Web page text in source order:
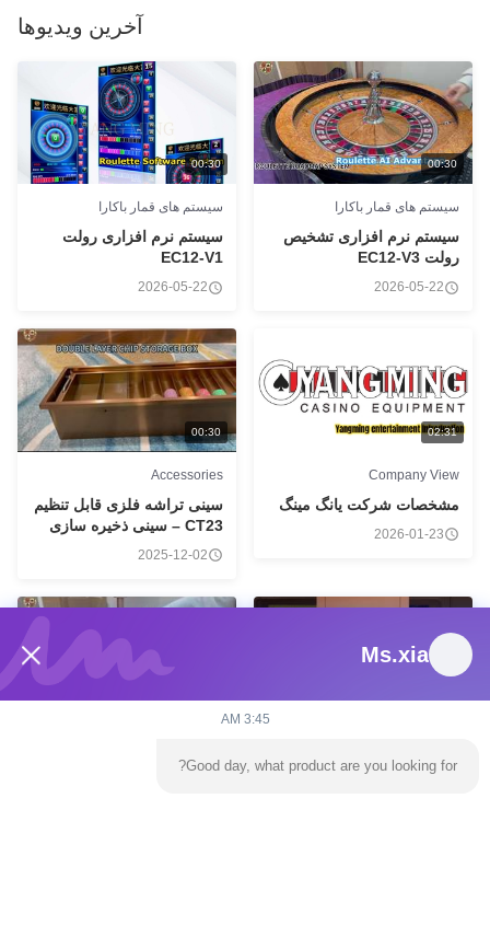
آخرین ویدیوها
00:30
سیستم های قمار باکارا
سیستم نرم افزاری تشخیص
رولت EC12-V3
2026-05-22
00:30
سیستم های قمار باکارا
سیستم نرم افزاری رولت
EC12-V1
2026-05-22
02:31
Company View
مشخصات شرکت یانگ مینگ
2026-01-23
00:30
Accessories
سینی تراشه فلزی قابل تنظیم
CT23 – سینی ذخیره سازی
چیپ کازینو با کیفیت بالا
2025-12-02
00:30
EC07-V5 GOOD ROAD
00:30
Ms.xia
3:45 AM
Good day, what product are you looking for?